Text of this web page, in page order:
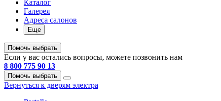
Каталог
Галерея
Адреса салонов
Еще
Помочь выбрать
Если у вас остались вопросы, можете позвонить нам
8 800 775 90 13
Помочь выбрать
Вернуться к дверям электра